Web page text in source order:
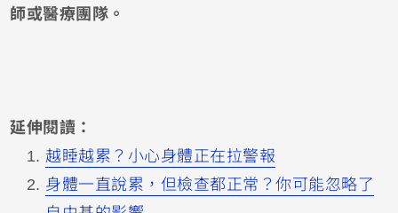
師或醫療團隊。
延伸閱讀：
越睡越累？小心身體正在拉警報
身體一直說累，但檢查都正常？你可能忽略了